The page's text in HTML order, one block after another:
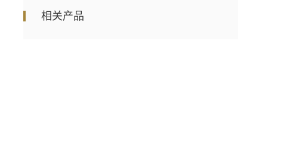
相关产品